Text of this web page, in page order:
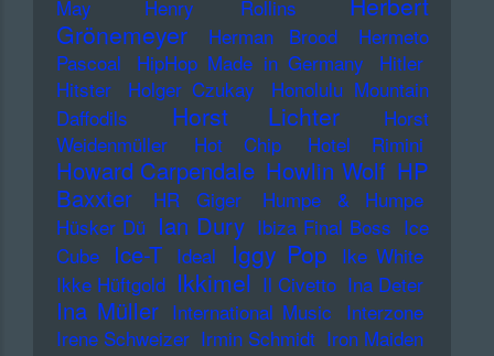
May Henry Rollins
Grönemeyer
Herman Brood
Hermeto
Pascoal
HipHop Made in Germany
Hitler
Hitster
Holger Czukay
Honolulu Mountain
Daffodils
Horst Lichter
Horst
Weidenmüller
Hot Chip Hotel Rimini
Howard Carpendale Howlin Wolf HP
Baxxter
HR Giger
Humpe & Humpe
Hüsker Dü Ian Dury Ibiza Final Boss Ice
Cube
Ice-T Ideal Iggy Pop Ike White
Ikke Hüftgold Ikkimel Il Civetto Ina Deter
Ina Müller International Music Interzone
Irene Schweizer Irmin Schmidt Iron Maiden